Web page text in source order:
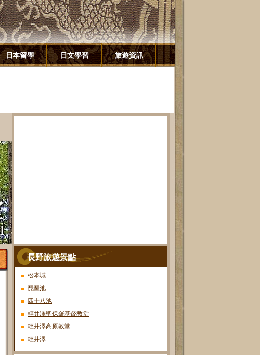
日本留學 日文學習 旅遊資訊
長野旅遊景點
松本城
琵琶池
四十八池
輕井澤聖保羅基督教堂
輕井澤高原教堂
輕井澤